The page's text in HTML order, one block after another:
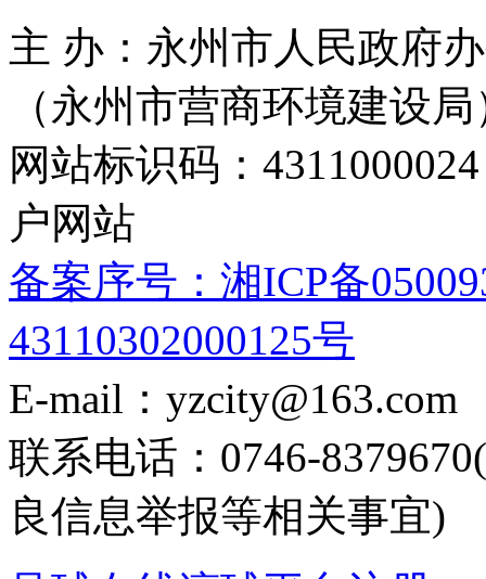
主 办：永州市人民政府
（永州市营商环境建设局
网站标识码：
户网站
备案序号：湘ICP备
43110302000125号
E-mail：yzcity@163.com
联系电话：0746-
良信息举报等相关事宜)